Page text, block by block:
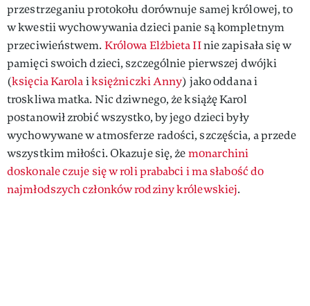
przestrzeganiu protokołu dorównuje samej królowej, to
w kwestii wychowywania dzieci panie są kompletnym
przeciwieństwem. Królowa Elżbieta IInie zapisała się w
pamięci swoich dzieci, szczególnie pierwszej dwójki
(księcia Karolaiksiężniczki Anny) jako oddana i
troskliwa matka. Nic dziwnego, że książę Karol
postanowił zrobić wszystko, by jego dzieci były
wychowywane w atmosferze radości, szczęścia, a przede
wszystkim miłości. Okazuje się, żemonarchini
doskonale czuje się w roli prababci i ma słabość do
najmłodszych członków rodziny królewskiej.